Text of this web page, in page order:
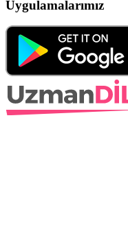
Uygulamalarımız